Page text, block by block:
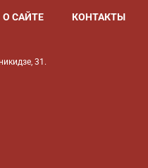
О САЙТЕ КОНТАКТЫ
31.